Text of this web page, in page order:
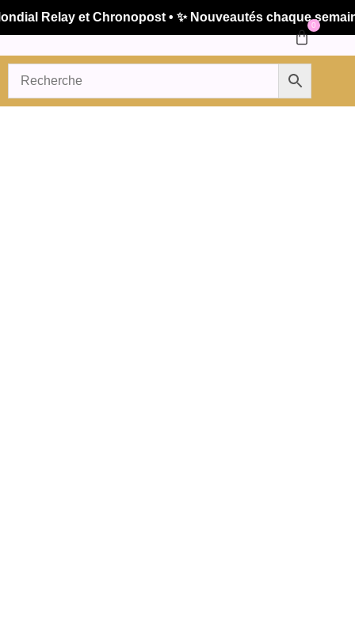
Relay et Chronopost • ✨ Nouveautés chaque semaine
0